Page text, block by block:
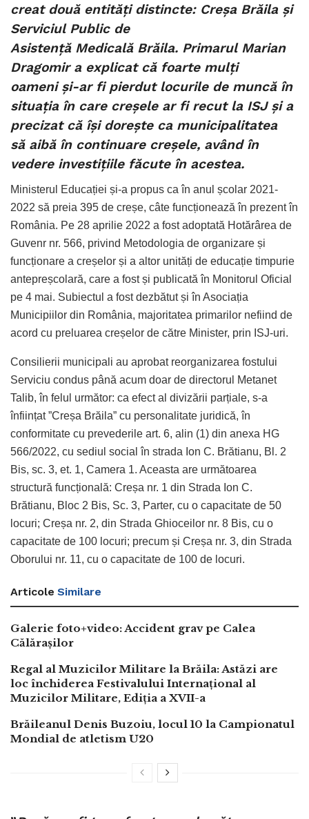
creat două entități distincte: Creșa Brăila și
Serviciul Public de
Asistență Medicală Brăila. Primarul Marian
Dragomir a explicat că foarte mulți
oameni și-ar fi pierdut locurile de muncă în
situația în care creșele ar fi recut la ISJ și a
precizat că își dorește ca municipalitatea
să aibă în continuare creșele, având în
vedere investițiile făcute în acestea.
Ministerul Educației și-a propus ca în anul școlar 2021-
2022 să preia 395 de creșe, câte funcționează în prezent în
România. Pe 28 aprilie 2022 a fost adoptată Hotărârea de
Guvenr nr. 566, privind Metodologia de organizare și
funcționare a creșelor și a altor unități de educație timpurie
antepreșcolară, care a fost și publicată în Monitorul Oficial
pe 4 mai. Subiectul a fost dezbătut și în Asociația
Municipiilor din România, majoritatea primarilor nefiind de
acord cu preluarea creșelor de către Minister, prin ISJ-uri.
Consilierii municipali au aprobat reorganizarea fostului
Serviciu condus până acum doar de directorul Metanet
Talib, în felul următor: ca efect al divizării parțiale, s-a
înființat ”Creșa Brăila” cu personalitate juridică, în
conformitate cu prevederile art. 6, alin (1) din anexa HG
566/2022, cu sediul social în strada Ion C. Brătianu, Bl. 2
Bis, sc. 3, et. 1, Camera 1. Aceasta are următoarea
structură funcțională: Creșa nr. 1 din Strada Ion C.
Brătianu, Bloc 2 Bis, Sc. 3, Parter, cu o capacitate de 50
locuri; Creșa nr. 2, din Strada Ghioceilor nr. 8 Bis, cu o
capacitate de 100 locuri; precum și Creșa nr. 3, din Strada
Oborului nr. 11, cu o capacitate de 100 de locuri.
Articole Similare
Galerie foto+video: Accident grav pe Calea
Călărașilor
Regal al Muzicilor Militare la Brăila: Astăzi are
loc închiderea Festivalului Internațional al
Muzicilor Militare, Ediția a XVII-a
Brăileanul Denis Buzoiu, locul 10 la Campionatul
Mondial de atletism U20